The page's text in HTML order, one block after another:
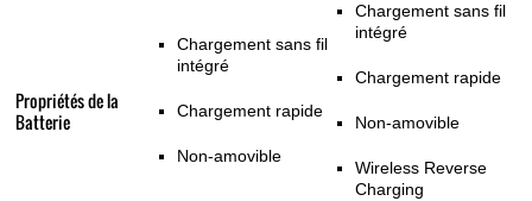
Propriétés de la
Batterie
Chargement sans fil
intégré
Chargement rapide
Non-amovible
Chargement sans fil
intégré
Chargement rapide
Non-amovible
Wireless Reverse
Charging